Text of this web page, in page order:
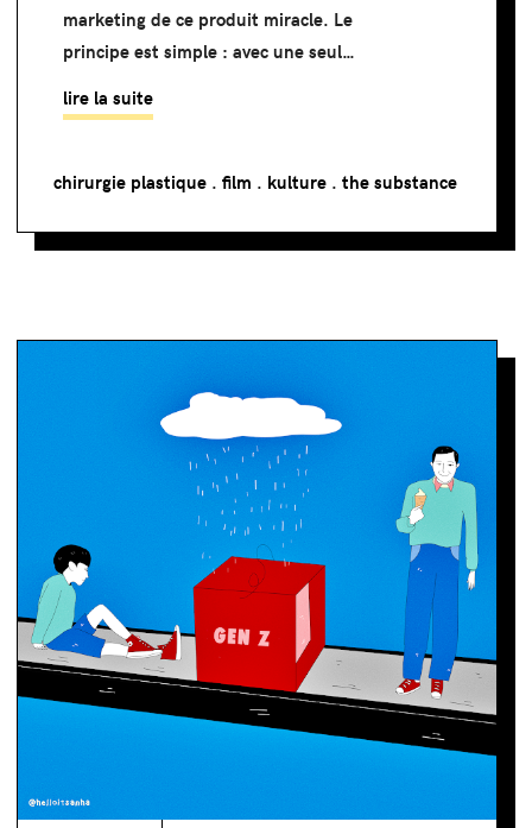
marketing de ce produit miracle. Le
principe est simple : avec une seul…
lire la suite
chirurgie plastique . film . kulture . the substance